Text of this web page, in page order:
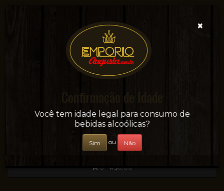
Sua conveniência e adega on-line!
0 - R$0,00
×
Confirmação de Idade
Você tem idade legal para consumo de
bebidas alcoólicas?
Sim ou Não